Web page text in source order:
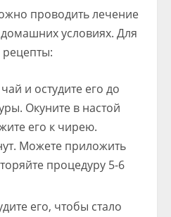
проводить лечение
домашних условиях. Для
рецепты:
и остудите его до
Окуните в настой
его к чирею.
Можете приложить
процедуру 5-6
его, чтобы стало